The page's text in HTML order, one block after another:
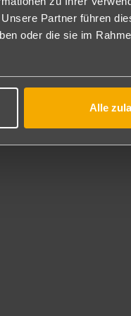
Partner führen
oder die sie im
Alle
durch Treppen
mit Liegestühlen.
Tee/Kaffee im
WC im Erdgeschoss)
vom Meer
Garten mit Pool, welcher
ausgestattete Küche.